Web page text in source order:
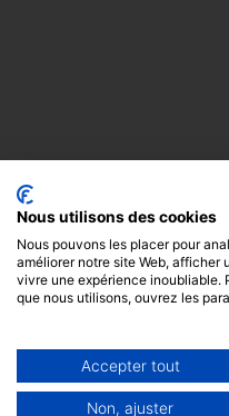
Copyright
© 2024 -
GODOT &
Nous utilisons des cookies
Nous pouvons les placer pour
améliorer notre site Web, afficher
vivre une expérience inoubliable.
que nous utilisons, ouvrez les
Accepter tout
Non, ajuster